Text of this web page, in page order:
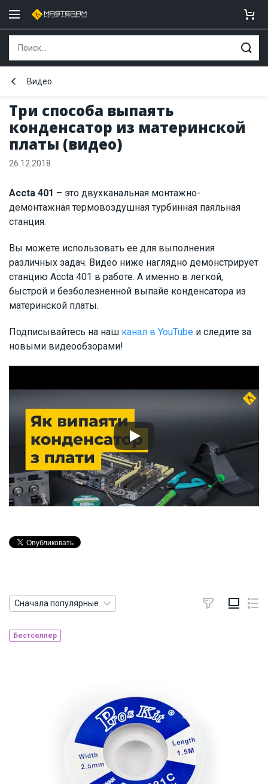
Три способа выпаять
конденсатор из материнской
платы (видео)
Видео
26.12.2018
Accta 401 – это двухканальная монтажно-
демонтажная термовоздушная турбинная паяльная
станция.
Вы можете использовать ее для выполнения
различных задач. Видео ниже наглядно демонстрирует
станцию Accta 401 в работе. А именно в легкой,
быстрой и безболезненной выпайе конденсатора из
материнской платы.
Подписывайтесь на наш канал в YouTube и следите за
новыми видеообзорами!
Сначала популярные
Бестселлер